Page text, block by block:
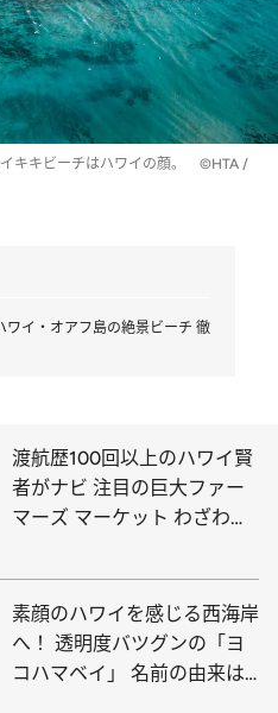
キキビーチはハワイの顔。 ©HTA /
ワイ・オアフ島の絶景ビーチ 徹
渡航歴100回以上のハワイ賢
者がナビ 注目の巨大ファー
マーズ マーケット わざわざ
素顔のハワイを感じる西海岸
へ！ 透明度バツグンの「ヨ
コハマベイ」 名前の由来は